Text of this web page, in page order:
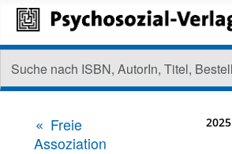
Freie
Assoziation
2025